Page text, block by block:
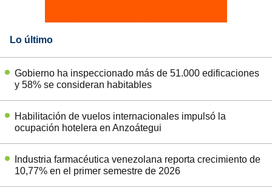
Lo último
Gobierno ha inspeccionado más de 51.000 edificaciones
y 58% se consideran habitables
Habilitación de vuelos internacionales impulsó la
ocupación hotelera en Anzoátegui
Industria farmacéutica venezolana reporta crecimiento de
10,77% en el primer semestre de 2026